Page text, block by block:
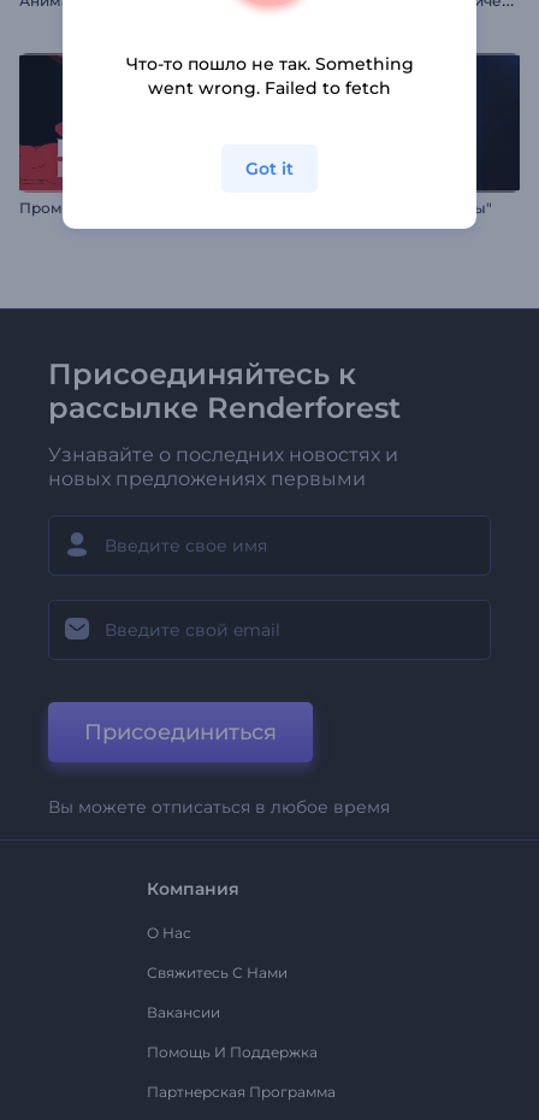
Интро "Неоновые контуры"
Присоединяйтесь к
рассылке Renderforest
Узнавайте о последних новостях и
новых предложениях первыми
Присоединиться
Вы можете отписаться в любое время
Компания
О Нас
Свяжитесь С Нами
Вакансии
Помощь И Поддержка
Партнерская Программа
Что-то пошло не так. Something
went wrong. Failed to fetch
Got it